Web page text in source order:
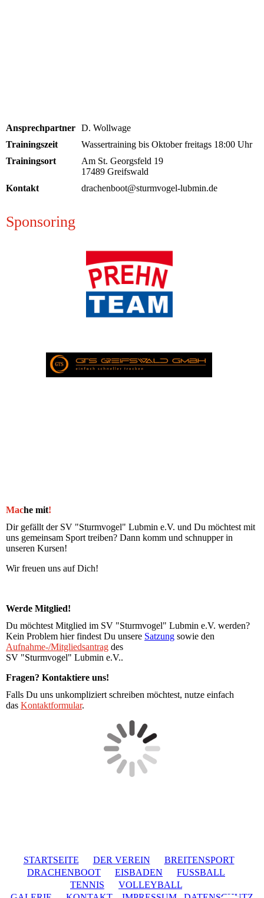
Ansprechpartner D. Wollwage
Trainingszeit
Wassertraining bis Oktober freitags 18:00 Uhr
Trainingsort
Am St. Georgsfeld 19
17489 Greifswald
Kontakt
drachenboot@sturmvogel-lubmin.de
Sponsoring
Mache mit!
Dir gefällt der SV "Sturmvogel" Lubmin e.V. und Du möchtest mit
uns gemeinsam Sport treiben? Dann komm und schnupper in
unseren Kursen!
Wir freuen uns auf Dich!
Werde Mitglied!
Du möchtest Mitglied im SV "Sturmvogel" Lubmin e.V. werden?
Kein Problem hier findest Du unsere Satzung sowie den
Aufnahme-/Mitgliedsantrag des
SV "Sturmvogel" Lubmin e.V..
Fragen? Kontaktiere uns!
Falls Du uns unkompliziert schreiben möchtest, nutze einfach
das Kontaktformular.
STARTSEITE DER VEREIN
BREITENSPORT
DRACHENBOOT
EISBADEN
FUSSBALL
TENNIS
VOLLEYBALL